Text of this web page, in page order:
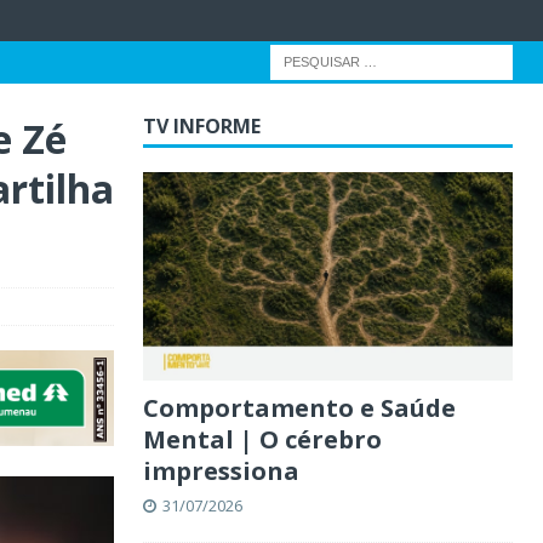
Zé
TV INFORME
Comportamento e Saúde
Mental | O cérebro
impressiona
31/07/2026